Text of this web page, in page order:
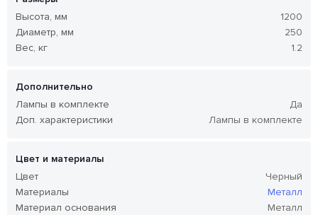
Высота, мм
1200
Диаметр, мм
250
Вес, кг
1.2
Дополнительно
Лампы в комплекте
Да
Доп. характеристики
Лампы в комплекте
Цвет и материалы
Цвет
Черный
Материалы
Металл
Материал основания
Металл